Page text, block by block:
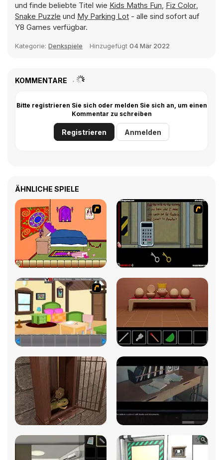
und finde beliebte Titel wie Kids Maths Fun, Fiz Color,
Snake Puzzle und My Parking Lot - alle sind sofort auf
Y8 Games verfügbar.
Kategorie: Denkspiele Hinzugefügt 04 Mär 2022
KOMMENTARE
Bitte registrieren Sie sich oder melden Sie sich an, um einen
Kommentar zu schreiben
Registrieren Anmelden
ÄHNLICHE SPIELE